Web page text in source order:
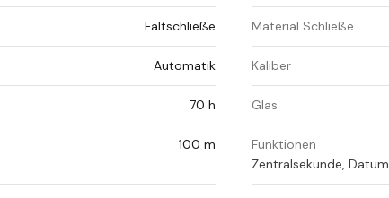
Faltschließe Material Schließe
Automatik Kaliber
70 h Glas
100 m
Funktionen
Zentralsekunde, Datum